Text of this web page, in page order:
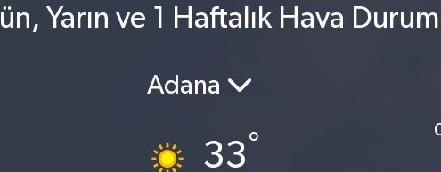
Yarın ve 1 Haftalık Hava
Adana
33°